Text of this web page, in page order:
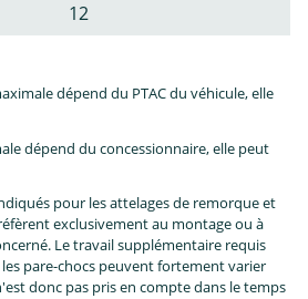
12
dépend du PTAC du véhicule, elle
dépend du concessionnaire, elle peut
pour les attelages de remorque et
exclusivement au montage ou à
Le travail supplémentaire requis
pare-chocs peuvent fortement varier
donc pas pris en compte dans le temps